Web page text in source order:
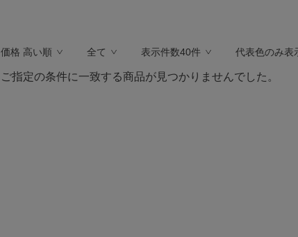
価格 高い順 全て 表示件数40件 代表色のみ表
ご指定の条件に一致する商品が見つかりませんでした。